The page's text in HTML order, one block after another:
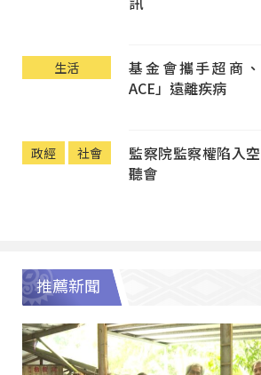
生活
基金會攜手超商
ACE」遠離疾病
政經 社會
監察院監察權陷入
聽會
推薦新聞